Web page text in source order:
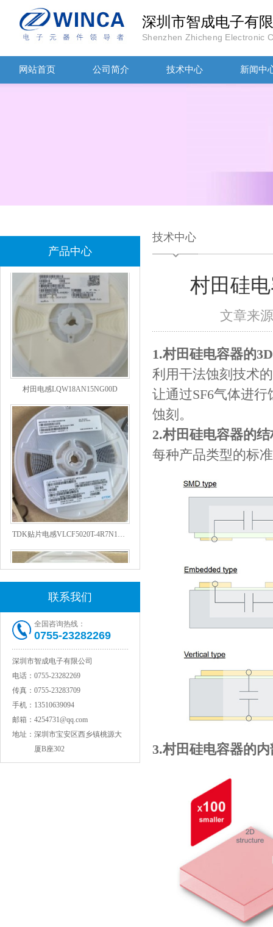
深圳市智成电子有
Shenzhen Zhicheng Electronic
网站首页 公司简介 技术中心 新闻中
产品中心
村田磁珠BLM18AG102SH1D
村田电感LQW15AN47NG80D
联系我们
全国咨询热线：
0755-23282269
深圳市智成电子有限公司
电话： 0755-23282269
传真： 0755-23283709
手机： 13510639094
邮箱： 4254731@qq.com
地址： 深圳市宝安区西乡镇桃源大
厦B座302
技术中心
村田硅
文章来
1.村田硅电容器的
利用干法蚀刻技术
让通过SF6气体进
蚀刻。
2.村田硅电容器的
每种产品类型的标
3.村田硅电容器的